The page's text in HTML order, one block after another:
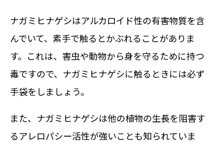
ナガミヒナゲシはアルカロイド性の有害物質を含
んでいて、素手で触るとかぶれることがありま
す。これは、害虫や動物から身を守るために持つ
毒ですので、ナガミヒナゲシに触るときには必ず
手袋をしましょう。
また、ナガミヒナゲシは他の植物の生長を阻害す
るアレロパシー活性が強いことも知られていま